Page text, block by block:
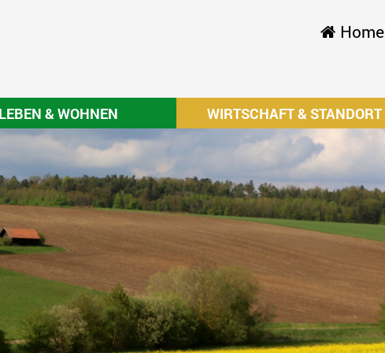
Home
LEBEN & WOHNEN WIRTSCHAFT & STANDORT